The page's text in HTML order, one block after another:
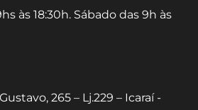
às 18:30h. Sábado das 9h às
265 – Lj.229 – Icaraí -